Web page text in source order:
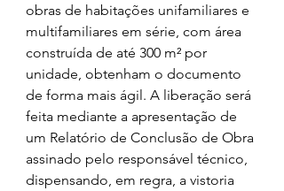
obras de habitações unifamiliares e
multifamiliares em série, com área
construída de até 300 m² por
unidade, obtenham o documento
de forma mais ágil. A liberação será
feita mediante a apresentação de
um Relatório de Conclusão de Obra
assinado pelo responsável técnico,
dispensando, em regra, a vistoria